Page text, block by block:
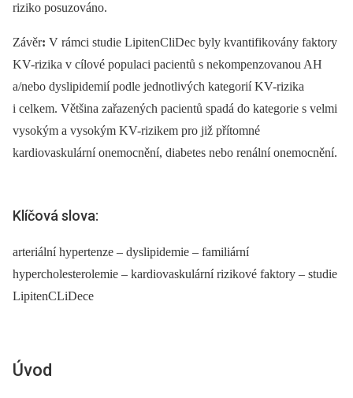
riziko posuzováno.
Závěr: V rámci studie LipitenCliDec byly kvantifikovány faktory
KV-rizika v cílové populaci pacientů s nekompenzovanou AH
a/nebo dyslipidemií podle jednotlivých kategorií KV-rizika
i celkem. Většina zařazených pacientů spadá do kategorie s velmi
vysokým a vysokým KV-rizikem pro již přítomné
kardiovaskulární onemocnění, diabetes nebo renální onemocnění.
Klíčová slova:
arteriální hypertenze – dyslipidemie – familiární
hypercholesterolemie – kardiovaskulární rizikové faktory – studie
LipitenCLiDece
Úvod